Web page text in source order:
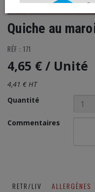
Quiche au
RÉF : 171
4,65 € / Unité
4,41 € HT
Quantité
Commentaires
RETR/LIV ALLERGÈNES